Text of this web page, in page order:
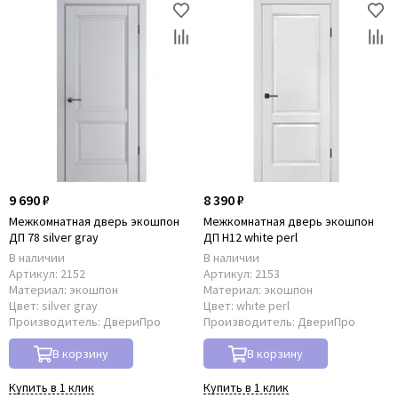
9 690 ₽
Межкомнатная дверь экошпон
ДП 78 silver gray
В наличии
Артикул: 2152
Материал: экошпон
Цвет: silver gray
Производитель: ДвериПро
В корзину
Купить в 1 клик
8 390 ₽
Межкомнатная дверь экошпон
ДП Н12 white perl
В наличии
Артикул: 2153
Материал: экошпон
Цвет: white perl
Производитель: ДвериПро
В корзину
Купить в 1 клик